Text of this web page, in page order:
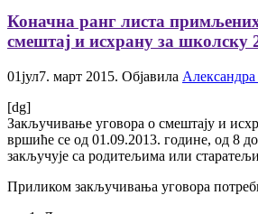
Коначна ранг листа
смештај и исхрану за школску
01јул7. март 2015. Објавила
[dg]
Закључивање уговора о смештају и
вршиће се од 01.09.2013. године, од 8
закључује са родитељима или
Приликом закључивања уговора